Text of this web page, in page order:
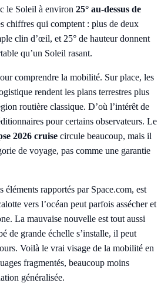
le Soleil à environ 25° au-dessus de
chiffres qui comptent : plus de deux
clin d’œil, et 25° de hauteur donnent
qu’un Soleil rasant.
comprendre la mobilité. Sur place, les
rendent les plans terrestres plus
routière classique. D’où l’intérêt de
pour certains observateurs. Le
2026 cruise circule beaucoup, mais il
de voyage, pas comme une garantie
rapportés par Space.com, est
vers l’océan peut parfois assécher et
La mauvaise nouvelle est tout aussi
de grande échelle s’installe, il peut
Voilà le vrai visage de la mobilité en
fragmentés, beaucoup moins
généralisée.